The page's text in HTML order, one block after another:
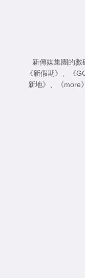
新傳媒集團的
《新假期》
《
新地》
《more》